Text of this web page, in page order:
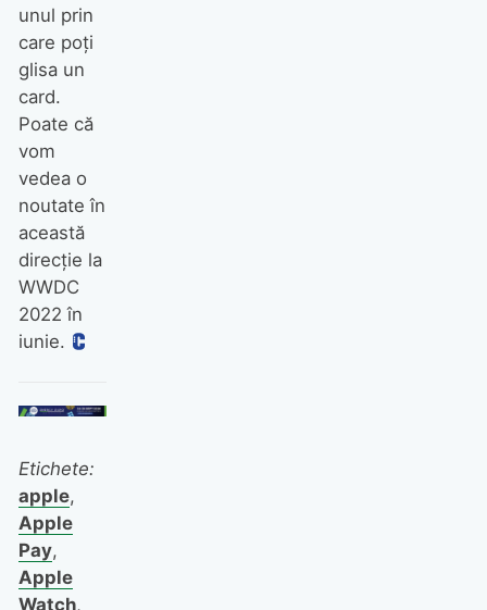
unul prin
care poţi
glisa un
card.
Poate că
vom
vedea o
noutate în
această
direcţie la
WWDC
2022 în
iunie.
Etichete:
apple,
Apple
Pay,
Apple
Watch,